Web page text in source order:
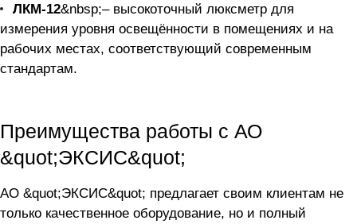
ЛКМ-12&nbsp;– высокоточный люксметр для
измерения уровня освещённости в помещениях и на
рабочих местах, соответствующий современным
стандартам.
Преимущества работы с АО
&quot;ЭКСИС&quot;
АО &quot;ЭКСИС&quot; предлагает своим клиентам не
только качественное оборудование, но и полный